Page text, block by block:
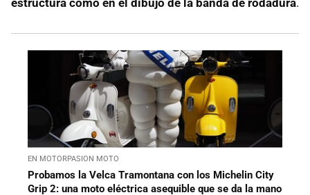
estructura como en el dibujo de la banda de rodadura.
EN MOTORPASION MOTO
Probamos la Velca Tramontana con los Michelin City
Grip 2: una moto eléctrica asequible que se da la mano